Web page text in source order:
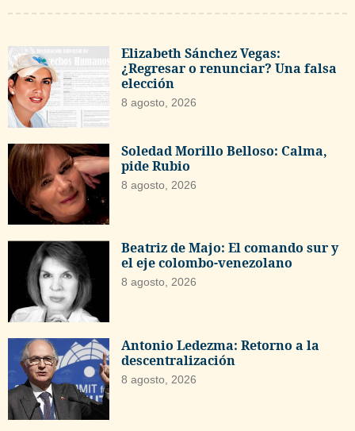
Elizabeth Sánchez Vegas:
¿Regresar o renunciar? Una falsa
elección
8 agosto, 2026
Soledad Morillo Belloso: Calma,
pide Rubio
8 agosto, 2026
Beatriz de Majo: El comando sur y
el eje colombo-venezolano
8 agosto, 2026
Antonio Ledezma: Retorno a la
descentralización
8 agosto, 2026